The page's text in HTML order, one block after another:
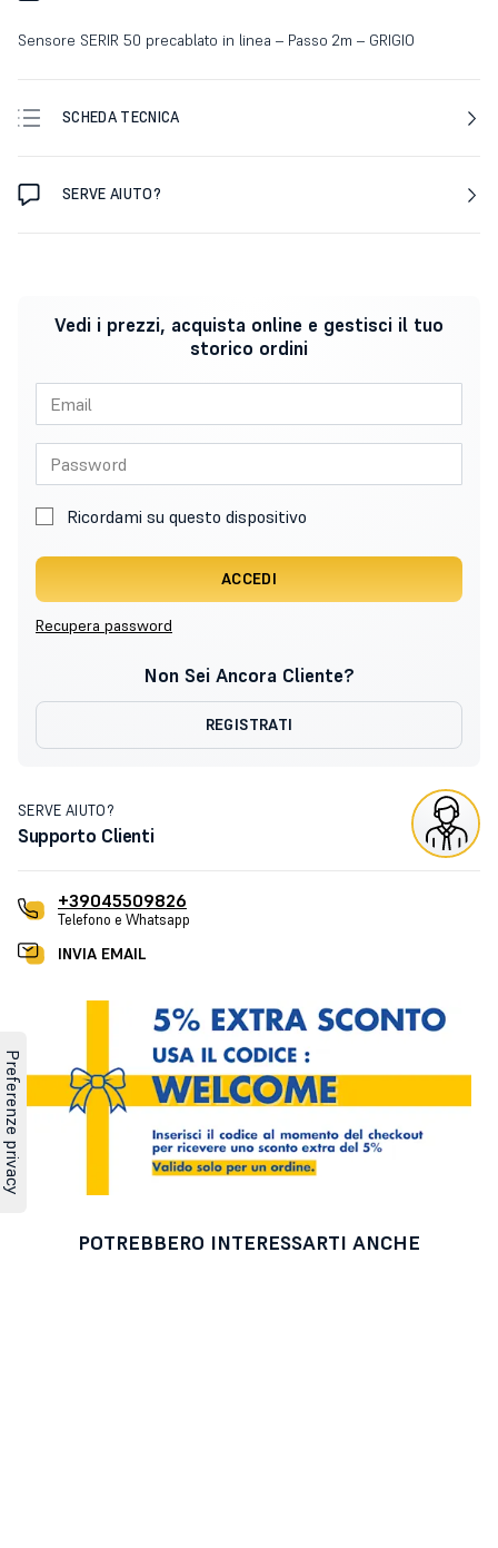
Sensore SERIR 50 precablato in linea – Passo 2m – GRIGIO
SCHEDA TECNICA
SERVE AIUTO?
Vedi i prezzi, acquista online e gestisci il tuo
storico ordini
Ricordami su questo dispositivo
ACCEDI
Recupera password
Non Sei Ancora Cliente?
REGISTRATI
SERVE AIUTO?
Supporto Clienti
+39045509826
Telefono e Whatsapp
INVIA EMAIL
POTREBBERO INTERESSARTI ANCHE